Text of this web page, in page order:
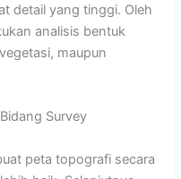
detail yang tinggi. Oleh
analisis bentuk
maupun
Survey
peta topografi secara